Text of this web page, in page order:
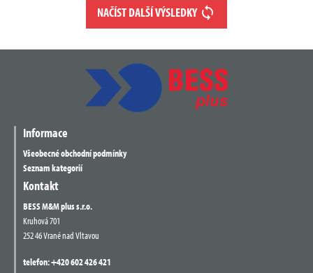
NAČÍST DALŠÍ VÝSLEDKY
Informace
Všeobecné obchodní podmínky
Seznam kategorií
Kontakt
BESS M&M plus s.r.o.
Kruhová 701
252 46 Vrané nad Vltavou
telefon:+420 602 426 421